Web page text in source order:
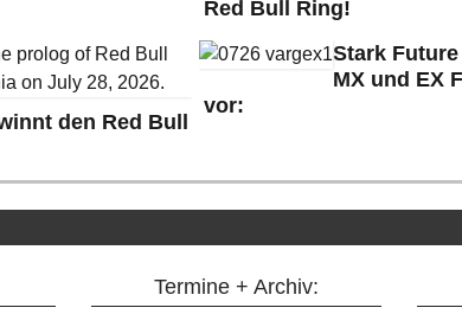
Red Bull Ring!
den Red Bull
Stark
MX und EX
vor:
Termine + Archiv: